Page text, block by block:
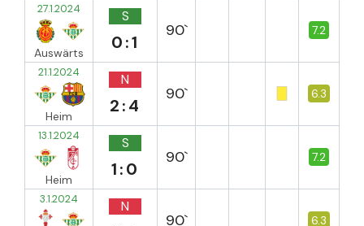
27.1.2024
Auswärts
S
0:1
90` 7.2
21.1.2024
Heim
N
2:4
90` 6.3
13.1.2024
Heim
S
1:0
90` 7.2
3.1.2024 N
90` 6.3